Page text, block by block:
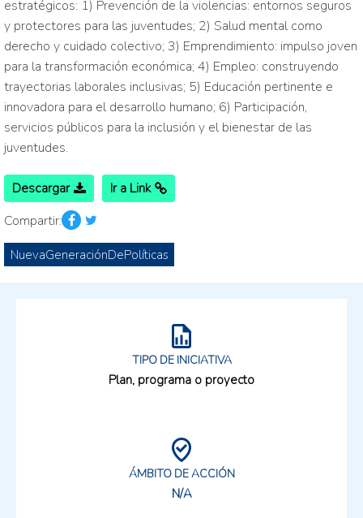
estratégicos: 1) Prevención de la violencias: entornos seguros
y protectores para las juventudes; 2) Salud mental como
derecho y cuidado colectivo; 3) Emprendimiento: impulso joven
para la transformación económica; 4) Empleo: construyendo
trayectorias laborales inclusivas; 5) Educación pertinente e
innovadora para el desarrollo humano; 6) Participación,
servicios públicos para la inclusión y el bienestar de las
juventudes.
Descargar
Ir a Link
Compartir:
NuevaGeneraciónDePolíticas
TIPO DE INICIATIVA
Plan, programa o proyecto
ÁMBITO DE ACCIÓN
N/A